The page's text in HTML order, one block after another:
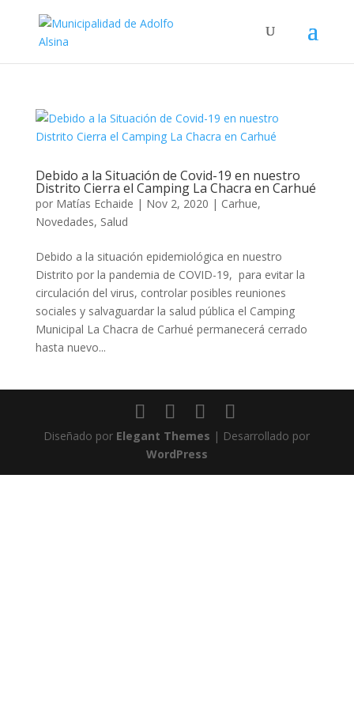
Debido a la Situación de Covid-19 en nuestro
Distrito Cierra el Camping La Chacra en Carhué
por Matías Echaide | Nov 2, 2020 | Carhue,
Novedades, Salud
Debido a la situación epidemiológica en nuestro
Distrito por la pandemia de COVID-19, para evitar la
circulación del virus, controlar posibles reuniones
sociales y salvaguardar la salud pública el Camping
Municipal La Chacra de Carhué permanecerá cerrado
hasta nuevo...
Diseñado por Elegant Themes | Desarrollado por
WordPress